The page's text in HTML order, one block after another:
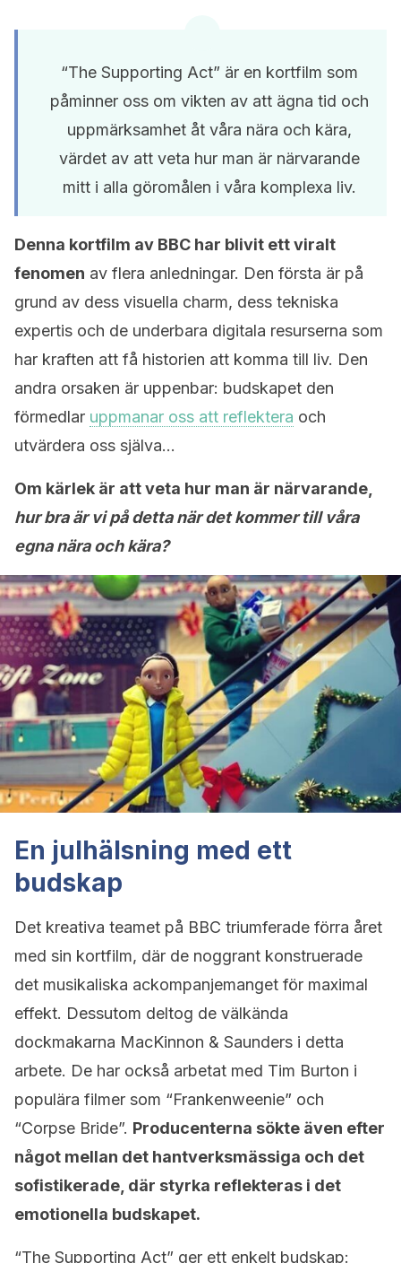
“The Supporting Act” är en kortfilm som
påminner oss om vikten av att ägna tid och
uppmärksamhet åt våra nära och kära,
värdet av att veta hur man är närvarande
mitt i alla göromålen i våra komplexa liv.
Denna kortfilm av BBC har blivit ett viralt
fenomen av flera anledningar. Den första är på
grund av dess visuella charm, dess tekniska
expertis och de underbara digitala resurserna som
har kraften att få historien att komma till liv. Den
andra orsaken är uppenbar: budskapet den
förmedlar uppmanar oss att reflektera och
utvärdera oss själva…
Om kärlek är att veta hur man är närvarande,
hur bra är vi på detta när det kommer till våra
egna nära och kära?
En julhälsning med ett
budskap
Det kreativa teamet på BBC triumferade förra året
med sin kortfilm, där de noggrant konstruerade
det musikaliska ackompanjemanget för maximal
effekt. Dessutom deltog de välkända
dockmakarna MacKinnon & Saunders i detta
arbete. De har också arbetat med Tim Burton i
populära filmer som “Frankenweenie” och
“Corpse Bride”. Producenterna sökte även efter
något mellan det hantverksmässiga och det
sofistikerade, där styrka reflekteras i det
emotionella budskapet.
“The Supporting Act” ger ett enkelt budskap: